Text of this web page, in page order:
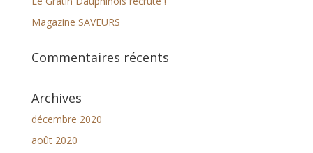
Magazine SAVEURS
Commentaires récents
Archives
décembre 2020
août 2020